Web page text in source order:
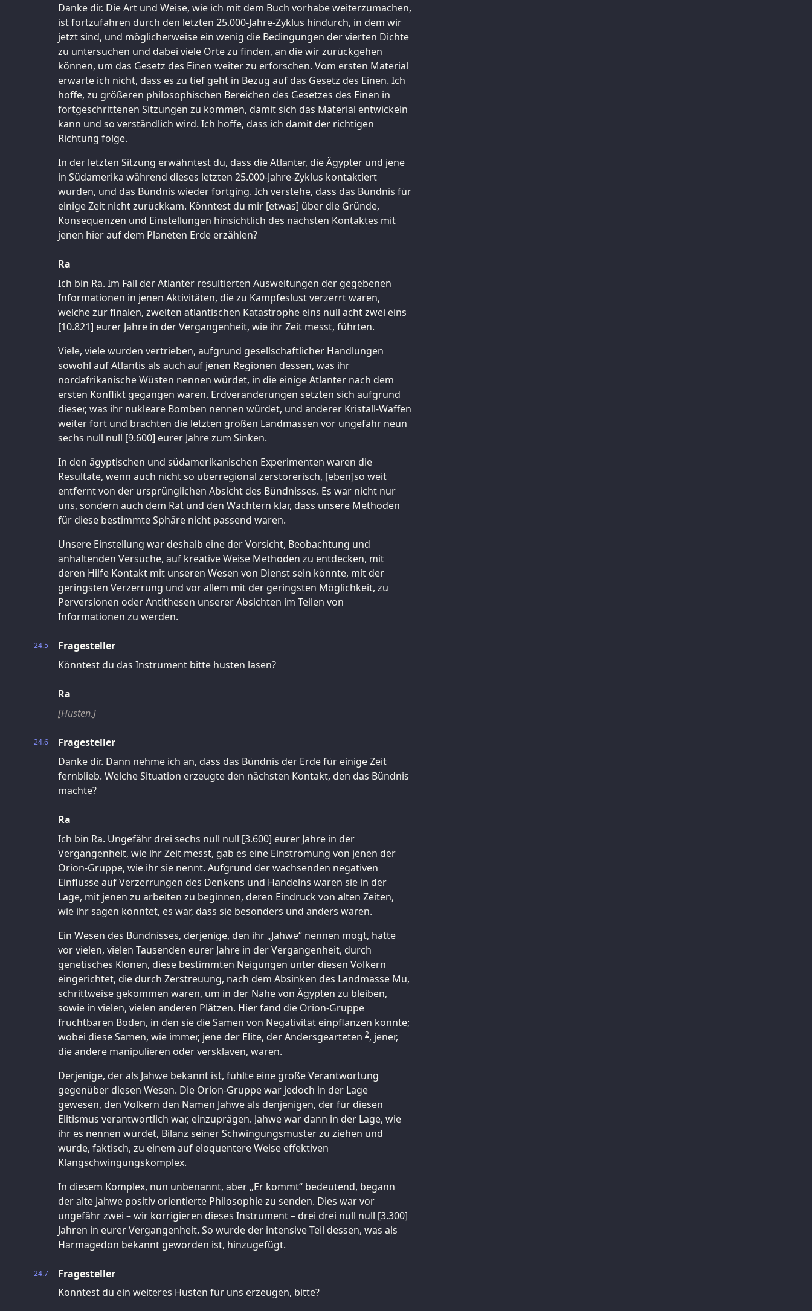
Danke dir. Die Art und Weise, wie ich mit dem Buch vorhabe weiterzumachen,
ist fortzufahren durch den letzten 25.000-Jahre-Zyklus hindurch, in dem wir
jetzt sind, und möglicherweise ein wenig die Bedingungen der vierten Dichte
zu untersuchen und dabei viele Orte zu finden, an die wir zurückgehen
können, um das Gesetz des Einen weiter zu erforschen. Vom ersten Material
erwarte ich nicht, dass es zu tief geht in Bezug auf das Gesetz des Einen. Ich
hoffe, zu größeren philosophischen Bereichen des Gesetzes des Einen in
fortgeschrittenen Sitzungen zu kommen, damit sich das Material entwickeln
kann und so verständlich wird. Ich hoffe, dass ich damit der richtigen
Richtung folge.
In der letzten Sitzung erwähntest du, dass die Atlanter, die Ägypter und jene
in Südamerika während dieses letzten 25.000-Jahre-Zyklus kontaktiert
wurden, und das Bündnis wieder fortging. Ich verstehe, dass das Bündnis für
einige Zeit nicht zurückkam. Könntest du mir [etwas] über die Gründe,
Konsequenzen und Einstellungen hinsichtlich des nächsten Kontaktes mit
jenen hier auf dem Planeten Erde erzählen?
Ra
Ich bin Ra. Im Fall der Atlanter resultierten Ausweitungen der gegebenen
Informationen in jenen Aktivitäten, die zu Kampfeslust verzerrt waren,
welche zur finalen, zweiten atlantischen Katastrophe eins null acht zwei eins
[10.821] eurer Jahre in der Vergangenheit, wie ihr Zeit messt, führten.
Viele, viele wurden vertrieben, aufgrund gesellschaftlicher Handlungen
sowohl auf Atlantis als auch auf jenen Regionen dessen, was ihr
nordafrikanische Wüsten nennen würdet, in die einige Atlanter nach dem
ersten Konflikt gegangen waren. Erdveränderungen setzten sich aufgrund
dieser, was ihr nukleare Bomben nennen würdet, und anderer Kristall-Waffen
weiter fort und brachten die letzten großen Landmassen vor ungefähr neun
sechs null null [9.600] eurer Jahre zum Sinken.
In den ägyptischen und südamerikanischen Experimenten waren die
Resultate, wenn auch nicht so überregional zerstörerisch, [eben]so weit
entfernt von der ursprünglichen Absicht des Bündnisses. Es war nicht nur
uns, sondern auch dem Rat und den Wächtern klar, dass unsere Methoden
für diese bestimmte Sphäre nicht passend waren.
Unsere Einstellung war deshalb eine der Vorsicht, Beobachtung und
anhaltenden Versuche, auf kreative Weise Methoden zu entdecken, mit
deren Hilfe Kontakt mit unseren Wesen von Dienst sein könnte, mit der
geringsten Verzerrung und vor allem mit der geringsten Möglichkeit, zu
Perversionen oder Antithesen unserer Absichten im Teilen von
Informationen zu werden.
24.5
Fragesteller
Könntest du das Instrument bitte husten lasen?
Ra
[Husten.]
24.6
Fragesteller
Danke dir. Dann nehme ich an, dass das Bündnis der Erde für einige Zeit
fernblieb. Welche Situation erzeugte den nächsten Kontakt, den das Bündnis
machte?
Ra
Ich bin Ra. Ungefähr drei sechs null null [3.600] eurer Jahre in der
Vergangenheit, wie ihr Zeit messt, gab es eine Einströmung von jenen der
Orion-Gruppe, wie ihr sie nennt. Aufgrund der wachsenden negativen
Einflüsse auf Verzerrungen des Denkens und Handelns waren sie in der
Lage, mit jenen zu arbeiten zu beginnen, deren Eindruck von alten Zeiten,
wie ihr sagen könntet, es war, dass sie besonders und anders wären.
Ein Wesen des Bündnisses, derjenige, den ihr „Jahwe“ nennen mögt, hatte
vor vielen, vielen Tausenden eurer Jahre in der Vergangenheit, durch
genetisches Klonen, diese bestimmten Neigungen unter diesen Völkern
eingerichtet, die durch Zerstreuung, nach dem Absinken des Landmasse Mu,
schrittweise gekommen waren, um in der Nähe von Ägypten zu bleiben,
sowie in vielen, vielen anderen Plätzen. Hier fand die Orion-Gruppe
fruchtbaren Boden, in den sie die Samen von Negativität einpflanzen konnte;
wobei diese Samen, wie immer, jene der Elite, der Andersgearteten 2, jener,
die andere manipulieren oder versklaven, waren.
Derjenige, der als Jahwe bekannt ist, fühlte eine große Verantwortung
gegenüber diesen Wesen. Die Orion-Gruppe war jedoch in der Lage
gewesen, den Völkern den Namen Jahwe als denjenigen, der für diesen
Elitismus verantwortlich war, einzuprägen. Jahwe war dann in der Lage, wie
ihr es nennen würdet, Bilanz seiner Schwingungsmuster zu ziehen und
wurde, faktisch, zu einem auf eloquentere Weise effektiven
Klangschwingungskomplex.
In diesem Komplex, nun unbenannt, aber „Er kommt“ bedeutend, begann
der alte Jahwe positiv orientierte Philosophie zu senden. Dies war vor
ungefähr zwei – wir korrigieren dieses Instrument – drei drei null null [3.300]
Jahren in eurer Vergangenheit. So wurde der intensive Teil dessen, was als
Harmagedon bekannt geworden ist, hinzugefügt.
24.7
Fragesteller
Könntest du ein weiteres Husten für uns erzeugen, bitte?